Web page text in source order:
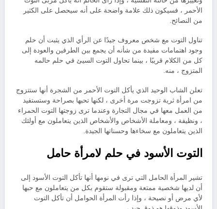
الأحمر ، فسيكون ذلك علامة واضحة على أنه سيحصل على الكثير
من النصائح.
تناول التوت مع شخص معروف جيدًا عن الرأي الذي يثبت أن حلم
وجود اهتمامات مفيدة من شأنه أن يجمع بين الطرفين والعودة إلى
كل من الكلام قريبًا ، بينما تحاول التوت السيئ في حلم حالمه
المتزوج ، منه.
تعلن الشاب الوحيد الذي يأكل التوت الأحمر من الشجرة أنها ستتزوج
من امرأة ثرية تزوجت مرة أخرى ، لكنها تحبها بصراحة وستستفيد
من العمل معها في مجال التجارة وعندما ترى زوجتها التوت الحمراء
، ونظيفة ، ومعاملة الأشخاص والأشخاص الذين يتعاملون مع أولئك
الذين يتعاملون مع سخاءها وحسناتها الجيدة.
التوت الأسود في حلم لامرأة حامل
تشير المرأة الحامل التي ترى في نومها أنها تأكل التوت الأسود إلى
أن لديها شخصية ممتعة ومقبولة ستقوم بكل من يتعاملون مع حبها
لأي مرض أو نصيحة ، وإذا رأت المرأة الحوامل أن تأكل التوت